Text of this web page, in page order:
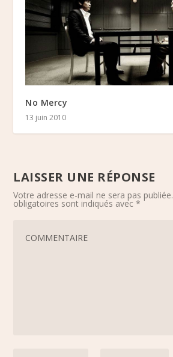
No Mercy
13 juin 2010
LAISSER UNE RÉPONSE
Votre adresse e-mail ne sera pas publiée.
obligatoires sont indiqués avec*